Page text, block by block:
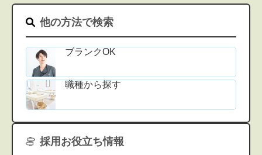
他の方法で検索
ブランクOK
職種から探す
採用お役立ち情報